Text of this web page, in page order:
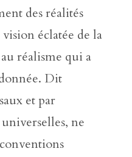
des réalités
éclatée de la
réalisme qui a
Dit
et par
ne